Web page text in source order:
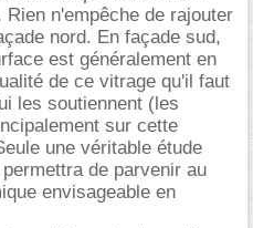
n'empêche de rajouter
nord. En façade sud,
est généralement en
de ce vitrage qu'il faut
les soutiennent (les
sur cette
une véritable étude
de parvenir au
envisageable en